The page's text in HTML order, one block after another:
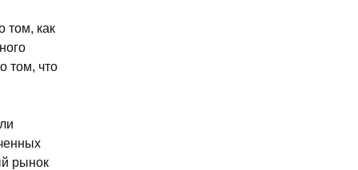
том, как
том, что
рынок